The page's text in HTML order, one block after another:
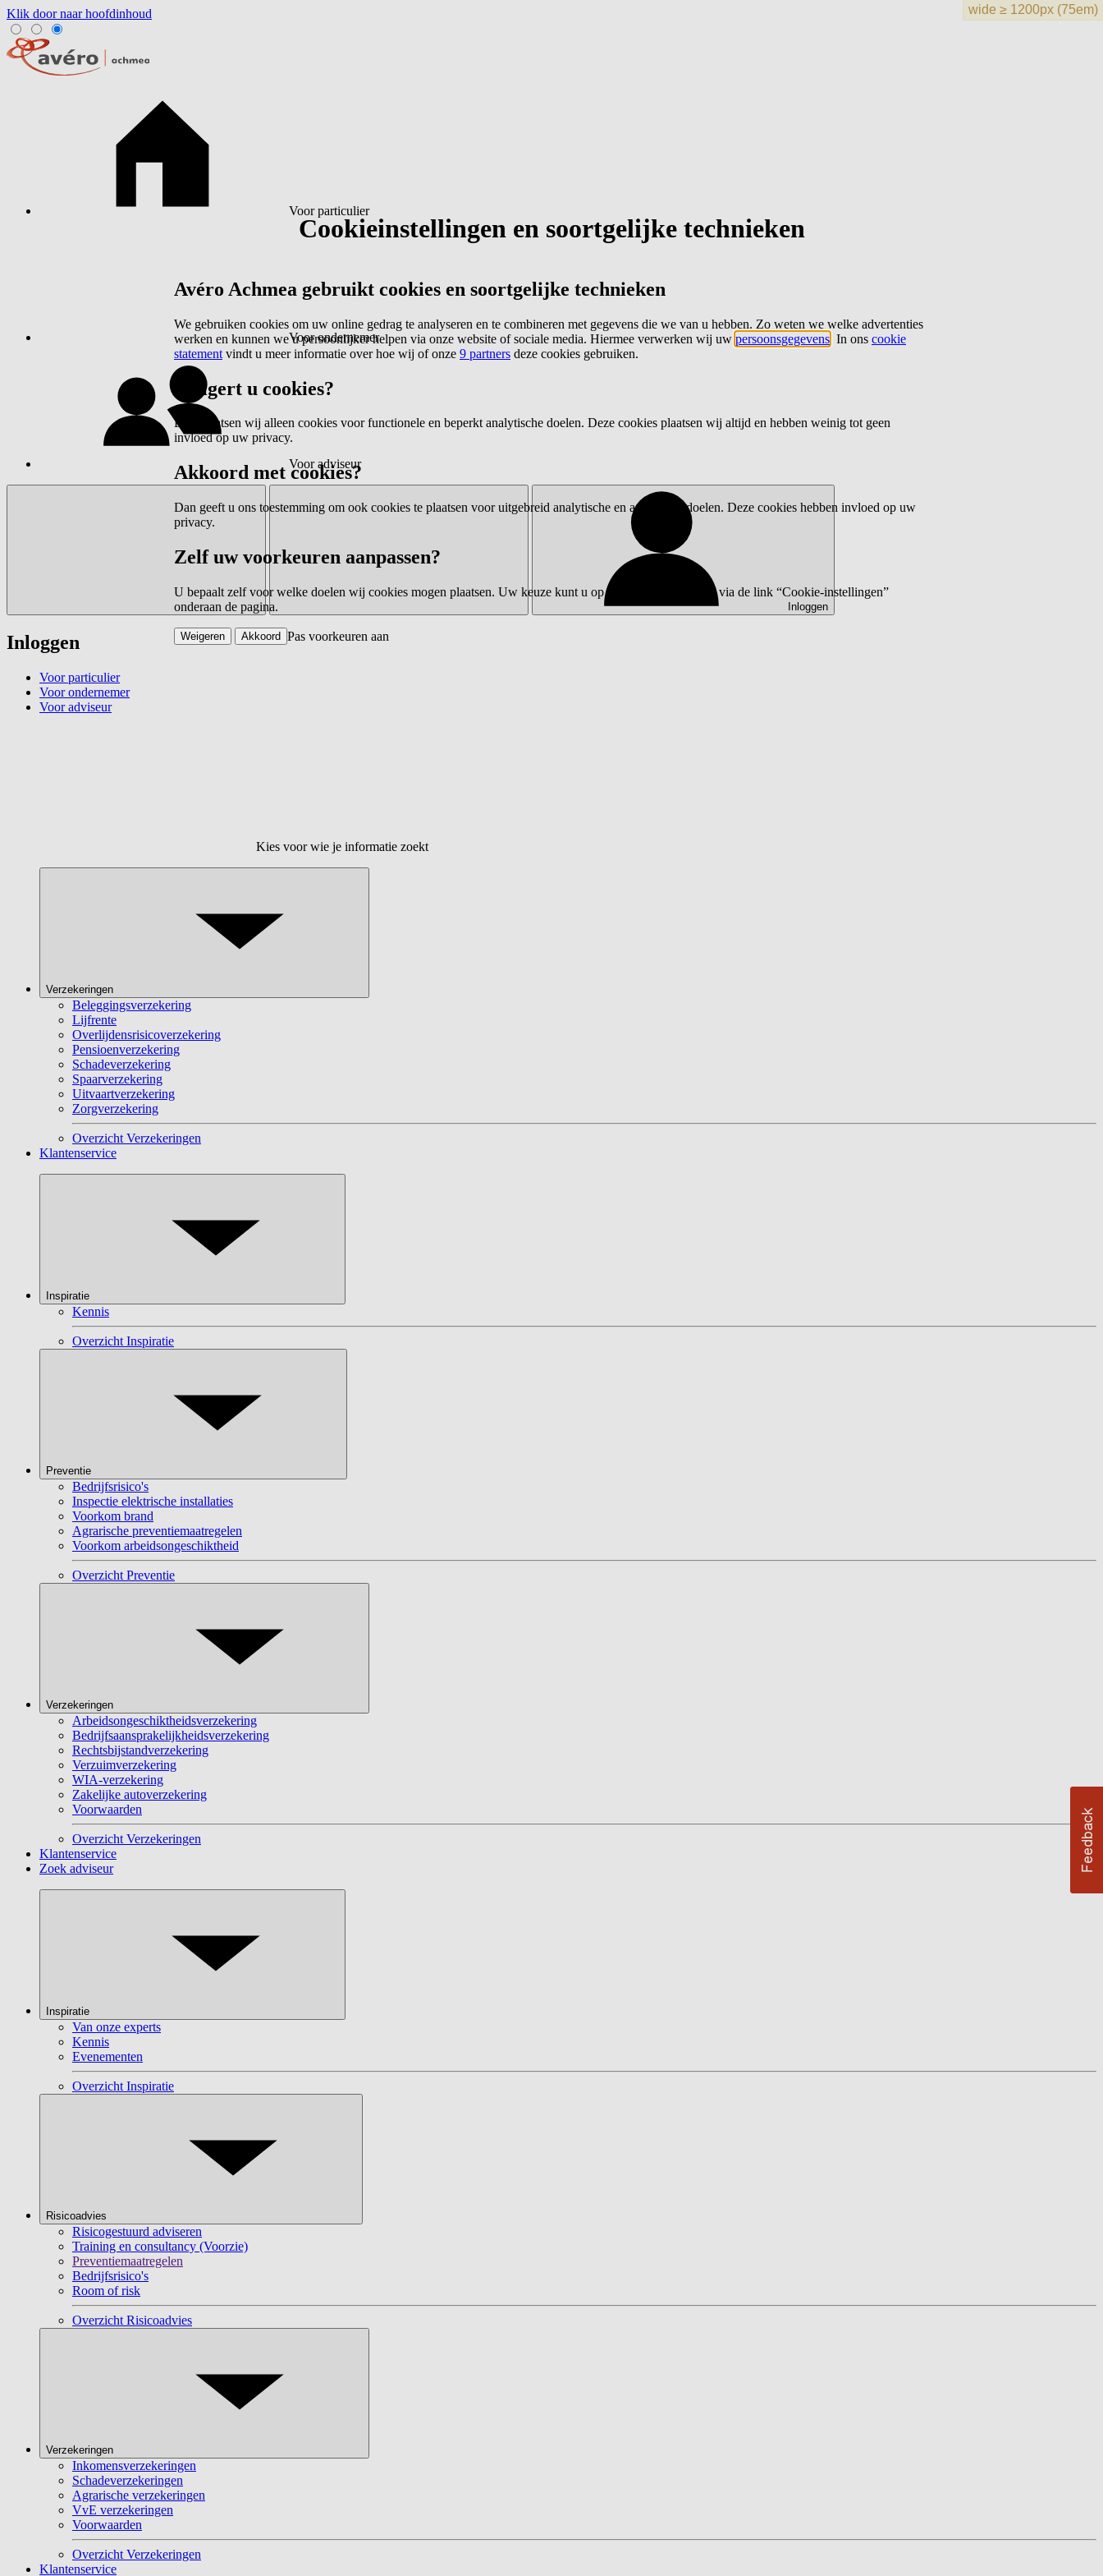
Klik door naar hoofdinhoud
Voor particulier
Voor ondernemer
Voor adviseur
Inloggen
Inloggen
Voor particulier
Voor ondernemer
Voor adviseur
Kies voor wie je informatie zoekt
Verzekeringen
Beleggingsverzekering
Lijfrente
Overlijdensrisicoverzekering
Pensioenverzekering
Schadeverzekering
Spaarverzekering
Uitvaartverzekering
Zorgverzekering
Overzicht Verzekeringen
Klantenservice
Inspiratie
Kennis
Overzicht Inspiratie
Preventie
Bedrijfsrisico's
Inspectie elektrische installaties
Voorkom brand
Agrarische preventiemaatregelen
Voorkom arbeidsongeschiktheid
Overzicht Preventie
Verzekeringen
Arbeidsongeschiktheidsverzekering
Bedrijfsaansprakelijkheidsverzekering
Rechtsbijstandverzekering
Verzuimverzekering
WIA-verzekering
Zakelijke autoverzekering
Voorwaarden
Overzicht Verzekeringen
Klantenservice
Zoek adviseur
Inspiratie
Van onze experts
Kennis
Evenementen
Overzicht Inspiratie
Risicoadvies
Risicogestuurd adviseren
Training en consultancy (Voorzie)
Preventiemaatregelen
Bedrijfsrisico's
Room of risk
Overzicht Risicoadvies
Verzekeringen
Inkomensverzekeringen
Schadeverzekeringen
Agrarische verzekeringen
VvE verzekeringen
Voorwaarden
Overzicht Verzekeringen
Klantenservice
Cookieinstellingen en soortgelijke technieken
Avéro Achmea gebruikt cookies en soortgelijke technieken
We gebruiken cookies om uw online gedrag te analyseren en te combineren met gegevens die we van u hebben. Zo weten we welke advertenties
werken en kunnen we u persoonlijker helpen via onze website of sociale media. Hiermee verwerken wij uw persoonsgegevens . In ons cookie
statement vindt u meer informatie over hoe wij of onze 9 partners deze cookies gebruiken.
Weigert u cookies?
Dan plaatsen wij alleen cookies voor functionele en beperkt analytische doelen. Deze cookies plaatsen wij altijd en hebben weinig tot geen
invloed op uw privacy.
Akkoord met cookies?
Dan geeft u ons toestemming om ook cookies te plaatsen voor uitgebreid analytische en advertentiedoelen. Deze cookies hebben invloed op uw
privacy.
Zelf uw voorkeuren aanpassen?
U bepaalt zelf voor welke doelen wij cookies mogen plaatsen. Uw keuze kunt u op elk moment wijzigen via de link “Cookie-instellingen”
onderaan de pagina.
Pas voorkeuren aan
Weigeren Akkoord